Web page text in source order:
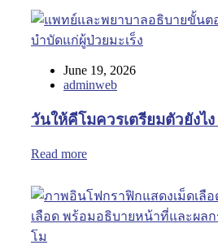
June 19, 2026
adminweb
วันให้คีโมควรเตรียมตัวยังไ
Read more